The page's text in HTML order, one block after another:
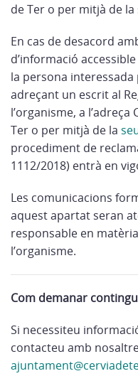
de Ter o per mitjà de la
En cas de desacord
d’informació
la persona
adreçant un escrit al
l’organisme, a
Ter o per mitjà de la
procediment de
1112/2018) entrà en
Les comunicacions
aquest apartat seran
responsable en
l’organisme.
Com demanar
Si necessiteu
contacteu amb